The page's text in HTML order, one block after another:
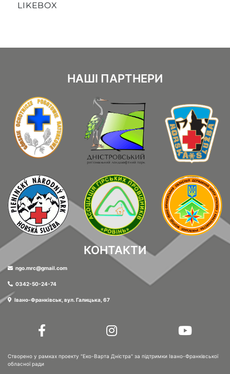
LIKEBOX
НАШІ ПАРТНЕРИ
КОНТАКТИ
ngo.mrc@gmail.com
0342-50-24-74
Івано-Франківськ, вул. Галицька, 67
Створено у рамках проекту "Еко-Варта Дністра" за підтримки Івано-Франківської
обласної ради